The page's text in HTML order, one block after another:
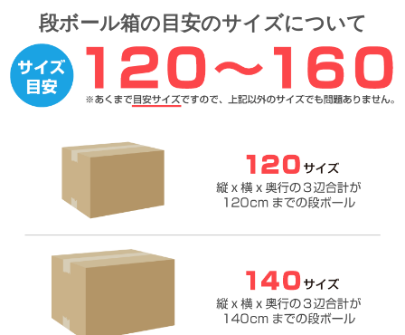
段ボール箱の目安のサイズについて